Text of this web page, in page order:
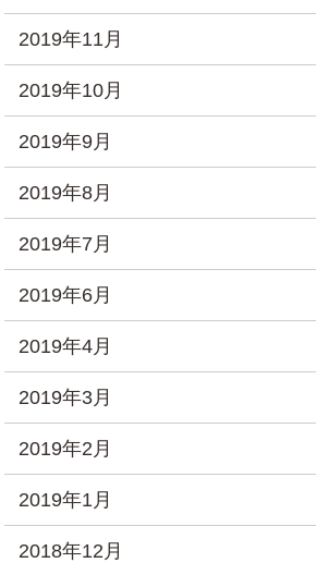
2019年11月
2019年10月
2019年9月
2019年8月
2019年7月
2019年6月
2019年4月
2019年3月
2019年2月
2019年1月
2018年12月